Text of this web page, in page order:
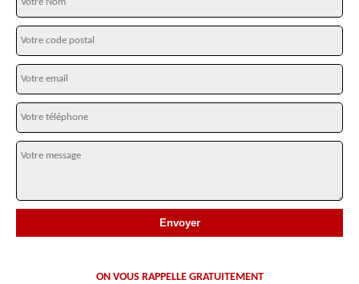
ON VOUS RAPPELLE GRATUITEMENT